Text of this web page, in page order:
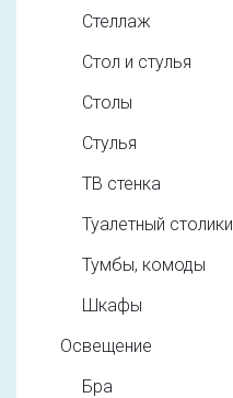
Стеллаж
Стол и стулья
Столы
Стулья
ТВ стенка
Туалетный столики
Тумбы, комоды
Шкафы
Освещение
Бра